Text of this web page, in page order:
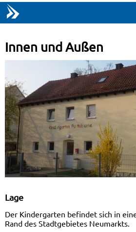
Innen und Außen
Lage
Der Kindergarten befindet sich in
Rand des Stadtgebietes Neumarkts.